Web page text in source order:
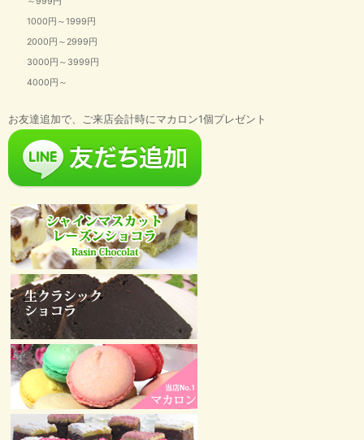
1000円～1999円
2000円～2999円
3000円～3999円
4000円～
お友達追加で、ご来店会計時にマカロン1個プレゼント